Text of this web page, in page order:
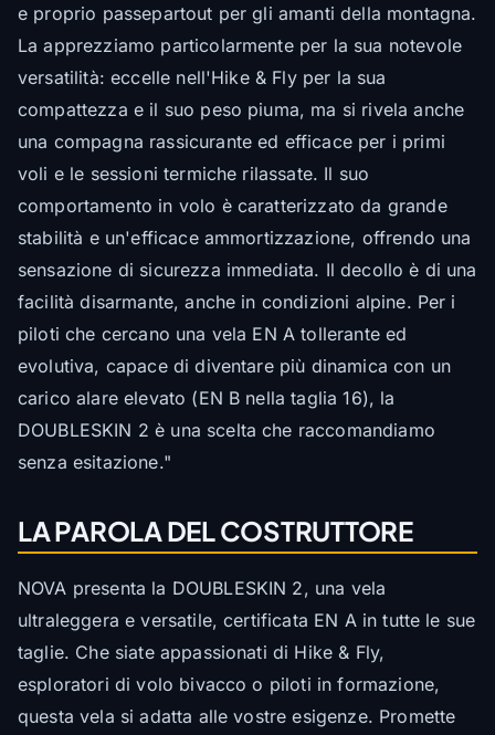
e proprio passepartout per gli amanti della montagna.
La apprezziamo particolarmente per la sua notevole
versatilità: eccelle nell'Hike & Fly per la sua
compattezza e il suo peso piuma, ma si rivela anche
una compagna rassicurante ed efficace per i primi
voli e le sessioni termiche rilassate. Il suo
comportamento in volo è caratterizzato da grande
stabilità e un'efficace ammortizzazione, offrendo una
sensazione di sicurezza immediata. Il decollo è di una
facilità disarmante, anche in condizioni alpine. Per i
piloti che cercano una vela EN A tollerante ed
evolutiva, capace di diventare più dinamica con un
carico alare elevato (EN B nella taglia 16), la
DOUBLESKIN 2 è una scelta che raccomandiamo
senza esitazione."
LA PAROLA DEL COSTRUTTORE
NOVA presenta la DOUBLESKIN 2, una vela
ultraleggera e versatile, certificata EN A in tutte le sue
taglie. Che siate appassionati di Hike & Fly,
esploratori di volo bivacco o piloti in formazione,
questa vela si adatta alle vostre esigenze. Promette